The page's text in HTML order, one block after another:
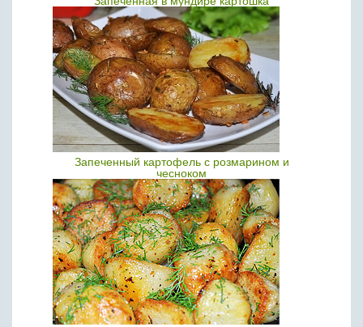
Запеченный картофель с розмарином и
чесноком